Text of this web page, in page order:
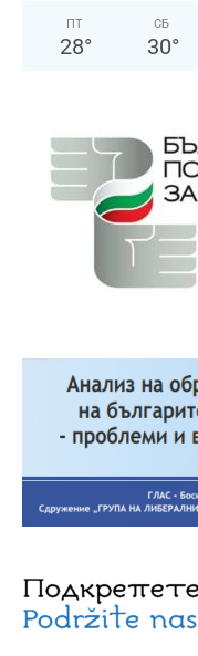
ПТ
28°
СБ
30°